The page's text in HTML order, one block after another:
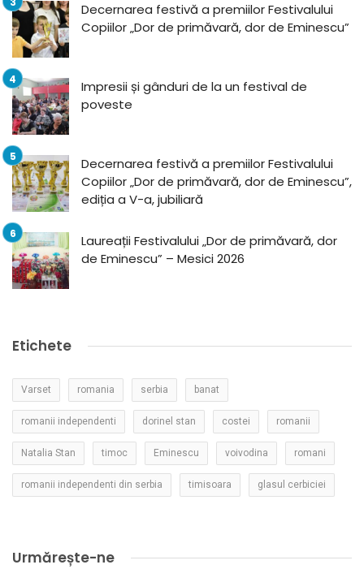
Decernarea festivă a premiilor Festivalului
Copiilor „Dor de primăvară, dor de Eminescu”
Impresii și gânduri de la un festival de
poveste
Decernarea festivă a premiilor Festivalului
Copiilor „Dor de primăvară, dor de Eminescu”,
ediția a V-a, jubiliară
Laureații Festivalului „Dor de primăvară, dor
de Eminescu” – Mesici 2026
Etichete
Varset romania serbia banat
romanii independenti dorinel stan costei romanii
Natalia Stan timoc Eminescu voivodina romani
romanii independenti din serbia timisoara glasul cerbiciei
Urmărește-ne